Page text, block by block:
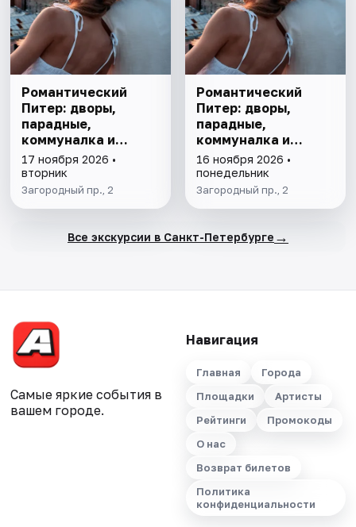
Романтический
Питер: дворы,
парадные,
коммуналка и
крыша
17 ноября 2026 •
вторник
Загородный пр., 2
Романтический
Питер: дворы,
парадные,
коммуналка и
крыша
16 ноября 2026 •
понедельник
Загородный пр., 2
Все экскурсии в Санкт-Петербурге →
Самые яркие события в
вашем городе.
Навигация
Главная
Города
Площадки
Артисты
Рейтинги
Промокоды
О нас
Возврат билетов
Политика
конфиденциальности